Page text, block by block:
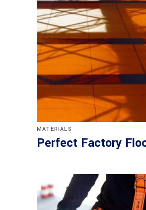
MATERIALS
Perfect Factory